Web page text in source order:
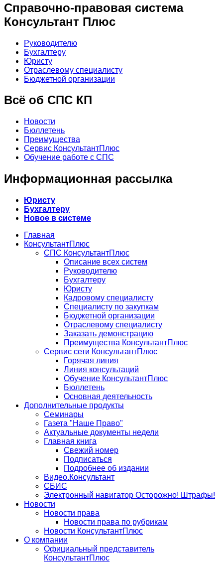
Справочно-правовая система
Консультант Плюс
Руководителю
Бухгалтеру
Юристу
Отраслевому специалисту
Бюджетной организации
Всё об СПС КП
Новости
Бюллетень
Преимущества
Сервис КонсультантПлюс
Обучение работе с СПС
Информационная рассылка
Юристу
Бухгалтеру
Новое в системе
Главная
КонсультантПлюс
СПС КонсультантПлюс
Описание всех систем
Руководителю
Бухгалтеру
Юристу
Кадровому специалисту
Специалисту по закупкам
Бюджетной организации
Отраслевому специалисту
Заказать демонстрацию
Преимущества КонсультантПлюс
Сервис сети КонсультантПлюс
Горячая линия
Линия консультаций
Обучение КонсультантПлюс
Бюллетень
Основная деятельность
Дополнительные продукты
Семинары
Газета "Наше Право"
Актуальные документы недели
Главная книга
Свежий номер
Подписаться
Подробнее об издании
Видео.Консультант
СБИС
Электронный навигатор Осторожно! Штрафы!
Новости
Новости права
Новости права по рубрикам
Новости КонсультантПлюс
О компании
Официальный представитель
КонсультантПлюс